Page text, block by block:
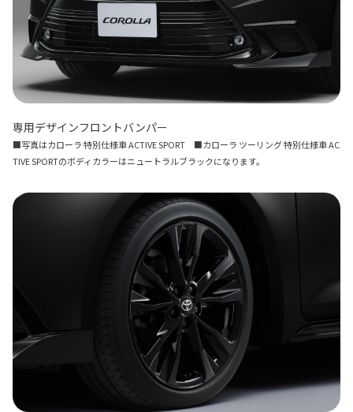
専用デザインフロントバンパー
■写真はカローラ 特別仕様車 ACTIVE SPORT ■カローラ ツーリング 特別仕様車 AC
TIVE SPORTのボディカラーはニュートラルブラックになります。